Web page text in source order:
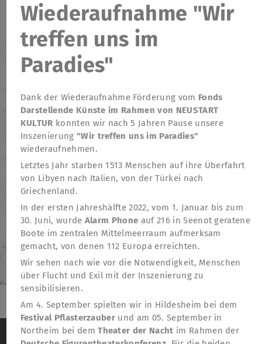
Wiederaufnahme "Wir
treffen uns im
Paradies"
Dank der Wiederaufnahme Förderung vom Fonds
Darstellende Künste im Rahmen von NEUSTART
KULTUR konnten wir nach 5 Jahren Pause unsere
Inszenierung "Wir treffen uns im Paradies"
wiederaufnehmen.
Letztes Jahr starben 1513 Menschen auf ihre Überfahrt
von Libyen nach Italien, von der Türkei nach
Griechenland.
In der ersten Jahreshälfte 2022, vom 1. Januar bis zum
30. Juni, wurde Alarm Phone auf 216 in Seenot geratene
Boote im zentralen Mittelmeerraum aufmerksam
gemacht, von denen 112 Europa erreichten.
Wir sehen nach wie vor die Notwendigkeit, Menschen
über Flucht und Exil mit der Inszenierung zu
sensibilisieren.
Am 4. September spielten wir in Hildesheim bei dem
Festival Pflasterzauber und am 05. September in
Northeim bei demTheater der Nacht im Rahmen der
TheatreFragile
Newsletter . Spenden . Förderung . Kontakt
Wir verwenden Cookies, um das Besucherverhalten
auf der Website anonym zu messen
Weitere